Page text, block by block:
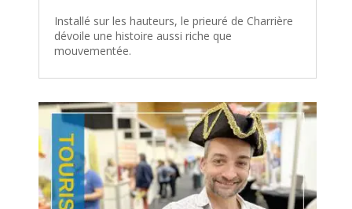
Installé sur les hauteurs, le prieuré de Charrière
dévoile une histoire aussi riche que
mouvementée.